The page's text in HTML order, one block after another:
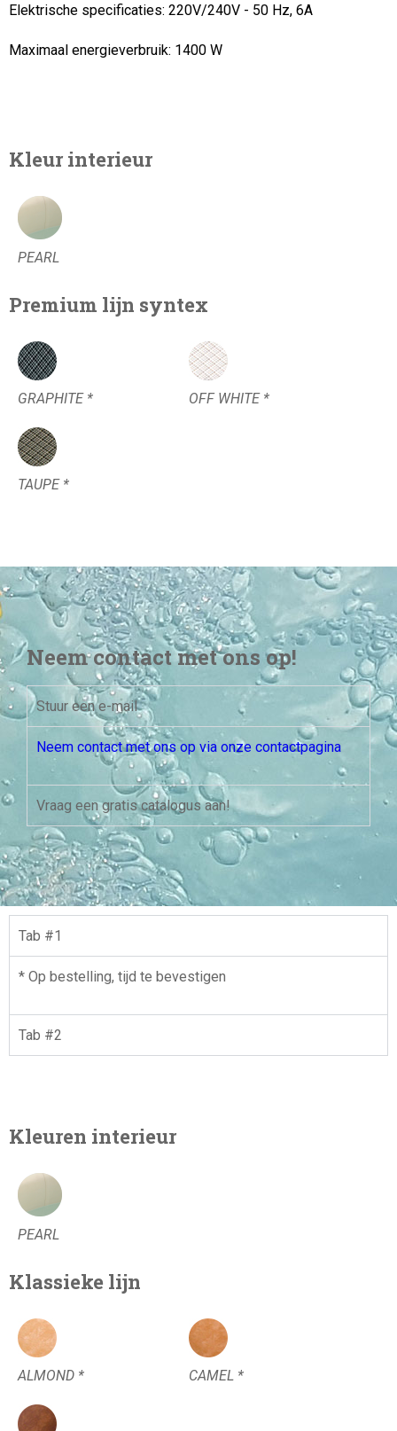
Elektrische specificaties: 220V/240V - 50 Hz, 6A
Maximaal energieverbruik: 1400 W
Kleur interieur
PEARL
Premium lijn syntex
GRAPHITE * OFF WHITE *
TAUPE *
Neem contact met ons op!
Stuur een e-mail
Neem contact met ons op via onze contactpagina
Vraag een gratis catalogus aan!
Tab #1
* Op bestelling, tijd te bevestigen
Tab #2
Kleuren interieur
PEARL
Klassieke lijn
ALMOND * CAMEL *